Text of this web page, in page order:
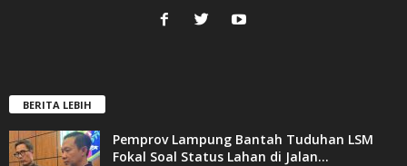
BERITA LEBIH
Pemprov Lampung Bantah Tuduhan LSM
Fokal Soal Status Lahan di Jalan...